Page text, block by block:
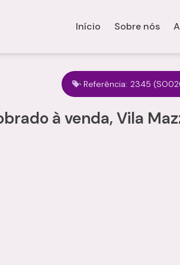
Sobre nós
Início
Referência: 2345
à venda, Vila